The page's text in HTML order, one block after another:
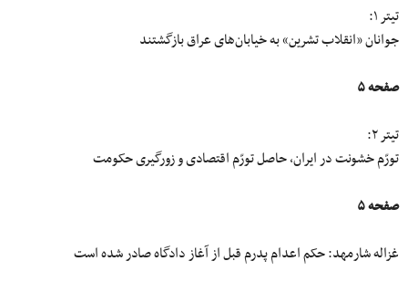
تیتر ۱:
جوانان «انقلاب تشرین» به خیابان‌های عراق بازگشتند
صفحه ۵
تیتر ۲:
تورّم خشونت در ایران، حاصل تورّم اقتصادی و زورگیری حکومت
صفحه ۵
غزاله شارمهد: حکم اعدام پدرم قبل از آغاز دادگاه صادر شده است